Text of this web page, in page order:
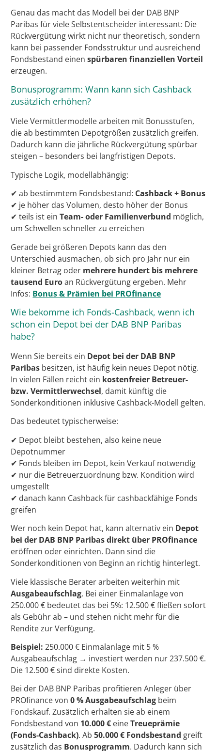
Genau das macht das Modell bei der DAB BNP
Paribas für viele Selbstentscheider interessant: Die
Rückvergütung wirkt nicht nur theoretisch, sondern
kann bei passender Fondsstruktur und ausreichend
Fondsbestand einenspürbaren finanziellen Vorteil
erzeugen.
Bonusprogramm: Wann kann sich Cashback
zusätzlich erhöhen?
Viele Vermittlermodelle arbeiten mit Bonusstufen,
die ab bestimmten Depotgrößen zusätzlich greifen.
Dadurch kann die jährliche Rückvergütung spürbar
steigen – besonders bei langfristigen Depots.
Typische Logik, modellabhängig:
✔ ab bestimmtem Fondsbestand: Cashback + Bonus
✔ je höher das Volumen, desto höher der Bonus
✔ teils ist einTeam- oder Familienverbund möglich,
um Schwellen schneller zu erreichen
Gerade bei größeren Depots kann das den
Unterschied ausmachen, ob sich pro Jahr nur ein
kleiner Betrag oder mehrere hundert bis mehrere
tausend Euroan Rückvergütung ergeben. Mehr
Infos: Bonus & Prämien bei PROfinance
Wie bekomme ich Fonds-Cashback, wenn ich
schon ein Depot bei der DAB BNP Paribas
habe?
Wenn Sie bereits ein Depot bei der DAB BNP
Paribas besitzen, ist häufig kein neues Depot nötig.
In vielen Fällen reicht ein kostenfreier Betreuer-
bzw. Vermittlerwechsel, damit künftig die
Sonderkonditionen inklusive Cashback-Modell gelten.
Das bedeutet typischerweise:
✔ Depot bleibt bestehen, also keine neue
Depotnummer
✔ Fonds bleiben im Depot, kein Verkauf notwendig
✔ nur die Betreuerzuordnung bzw. Kondition wird
umgestellt
✔ danach kann Cashback für cashbackfähige Fonds
greifen
Wer noch kein Depot hat, kann alternativ ein Depot
bei der DAB BNP Paribas direkt über PROfinance
eröffnen oder einrichten. Dann sind die
Sonderkonditionen von Beginn an richtig hinterlegt.
Viele klassische Berater arbeiten weiterhin mit
Ausgabeaufschlag. Bei einer Einmalanlage von
250.000 € bedeutet das bei 5%: 12.500 € fließen sofort
als Gebühr ab – und stehen nicht mehr für die
Rendite zur Verfügung.
Beispiel: 250.000 € Einmalanlage mit 5 %
Ausgabeaufschlag → investiert werden nur 237.500 €.
Die 12.500 € sind direkte Kosten.
Bei der DAB BNP Paribas profitieren Anleger über
PROfinance von0 % Ausgabeaufschlag beim
Fondskauf. Zusätzlich erhalten sie ab einem
Fondsbestand von 10.000 € eineTreueprämie
(Fonds-Cashback). Ab50.000 € Fondsbestand greift
zusätzlich das Bonusprogramm. Dadurch kann sich